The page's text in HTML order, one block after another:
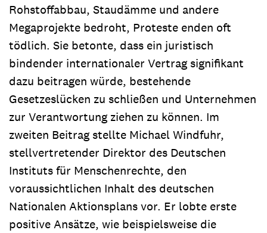
Rohstoffabbau, Staudämme und andere
Megaprojekte bedroht, Proteste enden oft
tödlich. Sie betonte, dass ein juristisch
bindender internationaler Vertrag signifikant
dazu beitragen würde, bestehende
Gesetzeslücken zu schließen und Unternehmen
zur Verantwortung ziehen zu können. Im
zweiten Beitrag stellte Michael Windfuhr,
stellvertretender Direktor des Deutschen
Instituts für Menschenrechte, den
voraussichtlichen Inhalt des deutschen
Nationalen Aktionsplans vor. Er lobte erste
positive Ansätze, wie beispielsweise die